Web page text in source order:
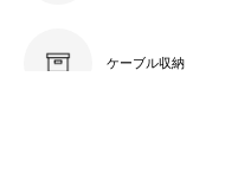
ケーブル収納